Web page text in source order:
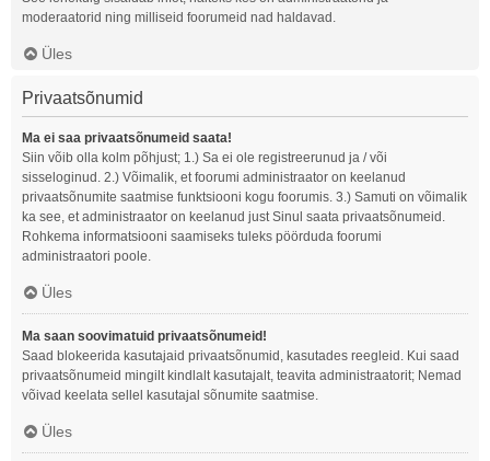
moderaatorid ning milliseid foorumeid nad haldavad.
Üles
Privaatsõnumid
Ma ei saa privaatsõnumeid saata!
Siin võib olla kolm põhjust; 1.) Sa ei ole registreerunud ja / või
sisseloginud. 2.) Võimalik, et foorumi administraator on keelanud
privaatsõnumite saatmise funktsiooni kogu foorumis. 3.) Samuti on võimalik
ka see, et administraator on keelanud just Sinul saata privaatsõnumeid.
Rohkema informatsiooni saamiseks tuleks pöörduda foorumi
administraatori poole.
Üles
Ma saan soovimatuid privaatsõnumeid!
Saad blokeerida kasutajaid privaatsõnumid, kasutades reegleid. Kui saad
privaatsõnumeid mingilt kindlalt kasutajalt, teavita administraatorit; Nemad
võivad keelata sellel kasutajal sõnumite saatmise.
Üles